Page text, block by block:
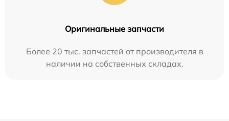
Оригинальные запчасти
Более 20 тыс. запчастей от производителя в
наличии на собственных складах.